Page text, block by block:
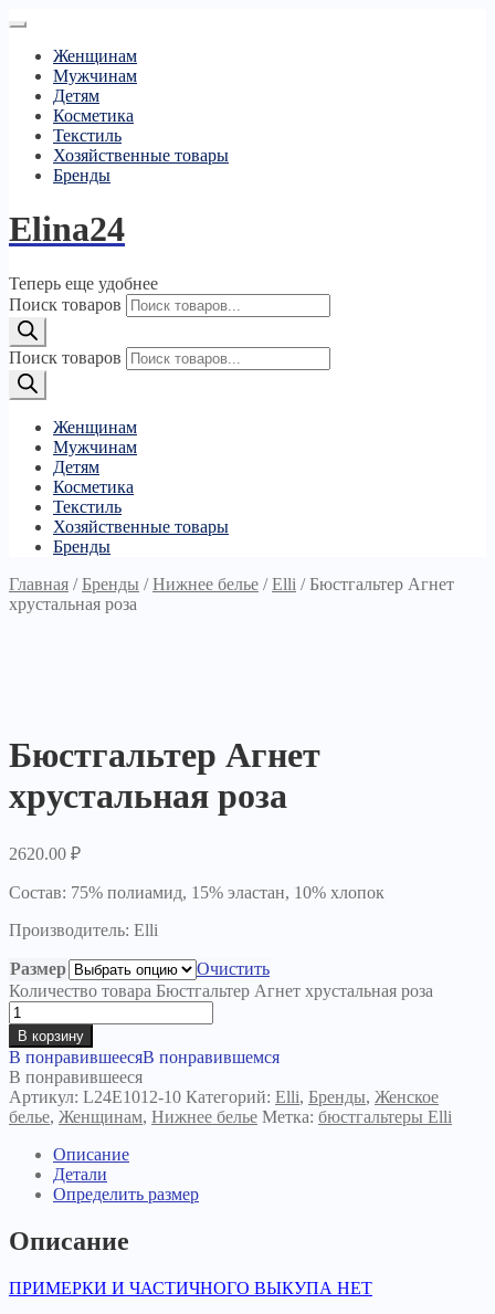
Женщинам
Мужчинам
Детям
Косметика
Текстиль
Хозяйственные товары
Бренды
Elina24
Теперь еще удобнее
Поиск товаров
Поиск товаров
Женщинам
Мужчинам
Детям
Косметика
Текстиль
Хозяйственные товары
Бренды
Главная /Бренды /Нижнее белье /Elli /Бюстгальтер Агнет
хрустальная роза
Бюстгальтер Агнет
хрустальная роза
2620.00 ₽
Состав: 75% полиамид, 15% эластан, 10% хлопок
Производитель: Elli
Размер
Очистить
Количество товара Бюстгальтер Агнет хрустальная роза
В корзину
В понравившеесяВ понравившемся
В понравившееся
Артикул: L24E1012-10 Категорий: Elli, Бренды, Женское
белье, Женщинам, Нижнее белье Метка: бюстгальтеры Elli
Описание
Детали
Определить размер
Описание
ПРИМЕРКИ И ЧАСТИЧНОГО ВЫКУПА НЕТ